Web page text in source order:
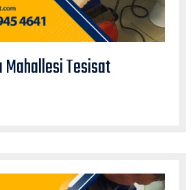
Mahallesi Tesisat